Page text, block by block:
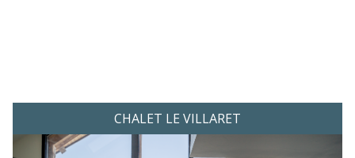
CHALET LE VILLARET